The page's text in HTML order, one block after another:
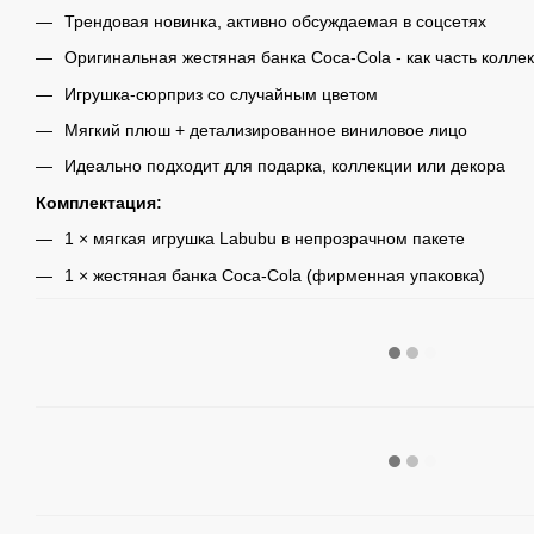
Трендовая новинка, активно обсуждаемая в соцсетях
Оригинальная жестяная банка Coca-Cola - как часть
Игрушка-сюрприз со случайным цветом
Мягкий плюш + детализированное виниловое лицо
Идеально подходит для подарка, коллекции или декора
Комплектация:
1 × мягкая игрушка Labubu в непрозрачном пакете
1 × жестяная банка Coca-Cola (фирменная упаковка)